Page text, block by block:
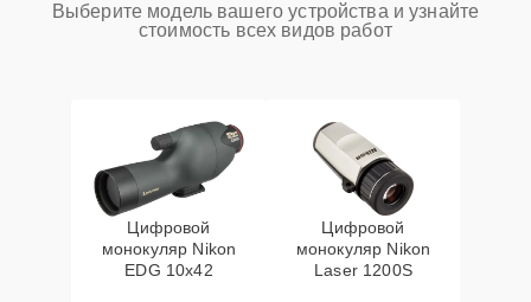
Выберите модель вашего устройства и узнайте
стоимость всех видов работ
Цифровой
монокуляр Nikon
EDG 10x42
Цифровой
монокуляр Nikon
Laser 1200S